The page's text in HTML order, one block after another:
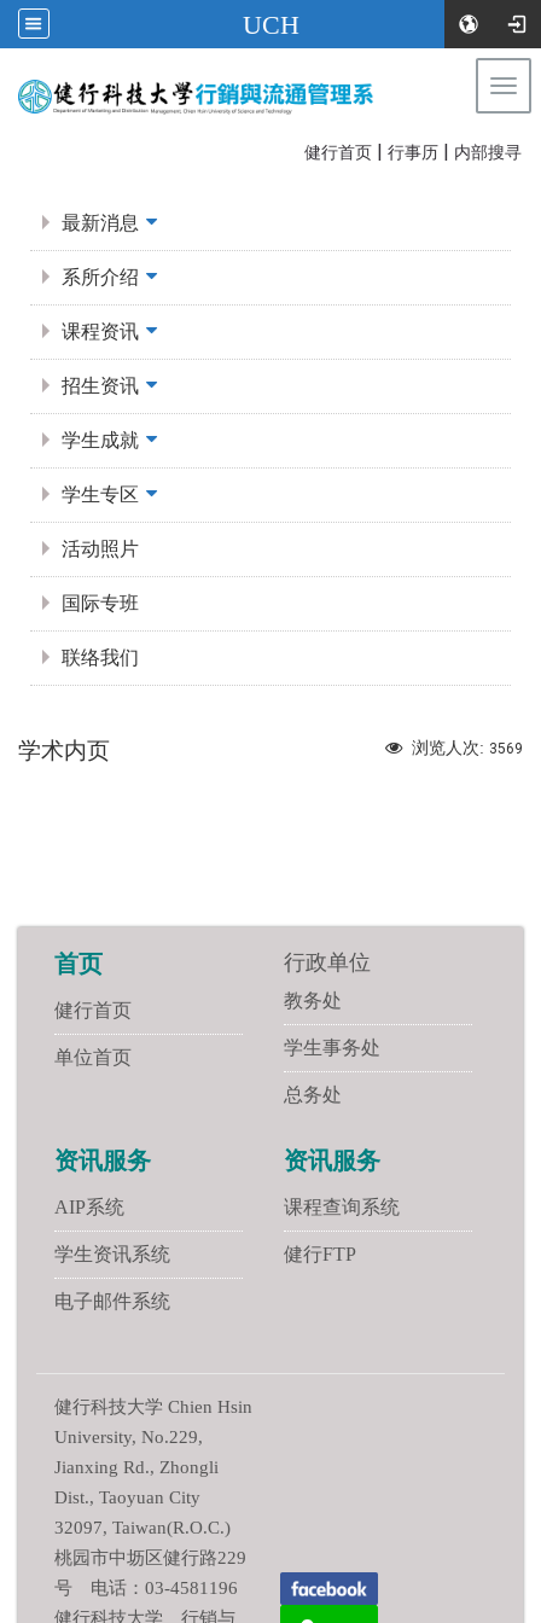
UCH
健行首页 | 行事历 | 内部搜寻
最新消息
系所介绍
课程资讯
招生资讯
学生成就
学生专区
活动照片
国际专班
联络我们
浏览人次: 3569
学术内页
首页
健行首页
单位首页
行政单位
教务处
学生事务处
总务处
资讯服务
AIP系统
学生资讯系统
电子邮件系统
资讯服务
课程查询系统
健行FTP
健行科技大学 Chien Hsin
University, No.229,
Jianxing Rd., Zhongli
Dist., Taoyuan City
32097, Taiwan(R.O.C.)
桃园市中坜区健行路229
号 电话：03-4581196
健行科技大学 行销与